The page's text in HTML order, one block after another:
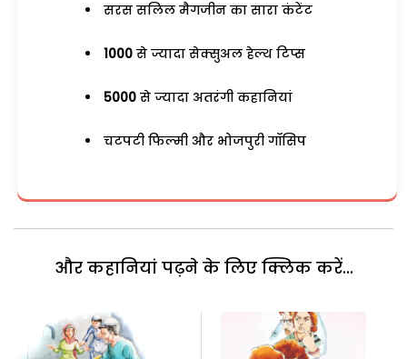
सरस सलिल मैगजीन का सारा कंटेंट
1000 से ज्यादा सेक्सुअल हेल्थ टिप्स
5000 से ज्यादा अतरंगी कहानियां
चटपटी फिल्मी और भोजपुरी गॉसिप
और कहानियां पढ़ने के लिए क्लिक करें...